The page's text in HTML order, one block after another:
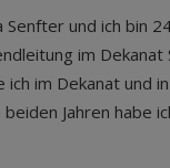
Senfter und ich bin
im Dekanat
ich im Dekanat und
Jahren habe